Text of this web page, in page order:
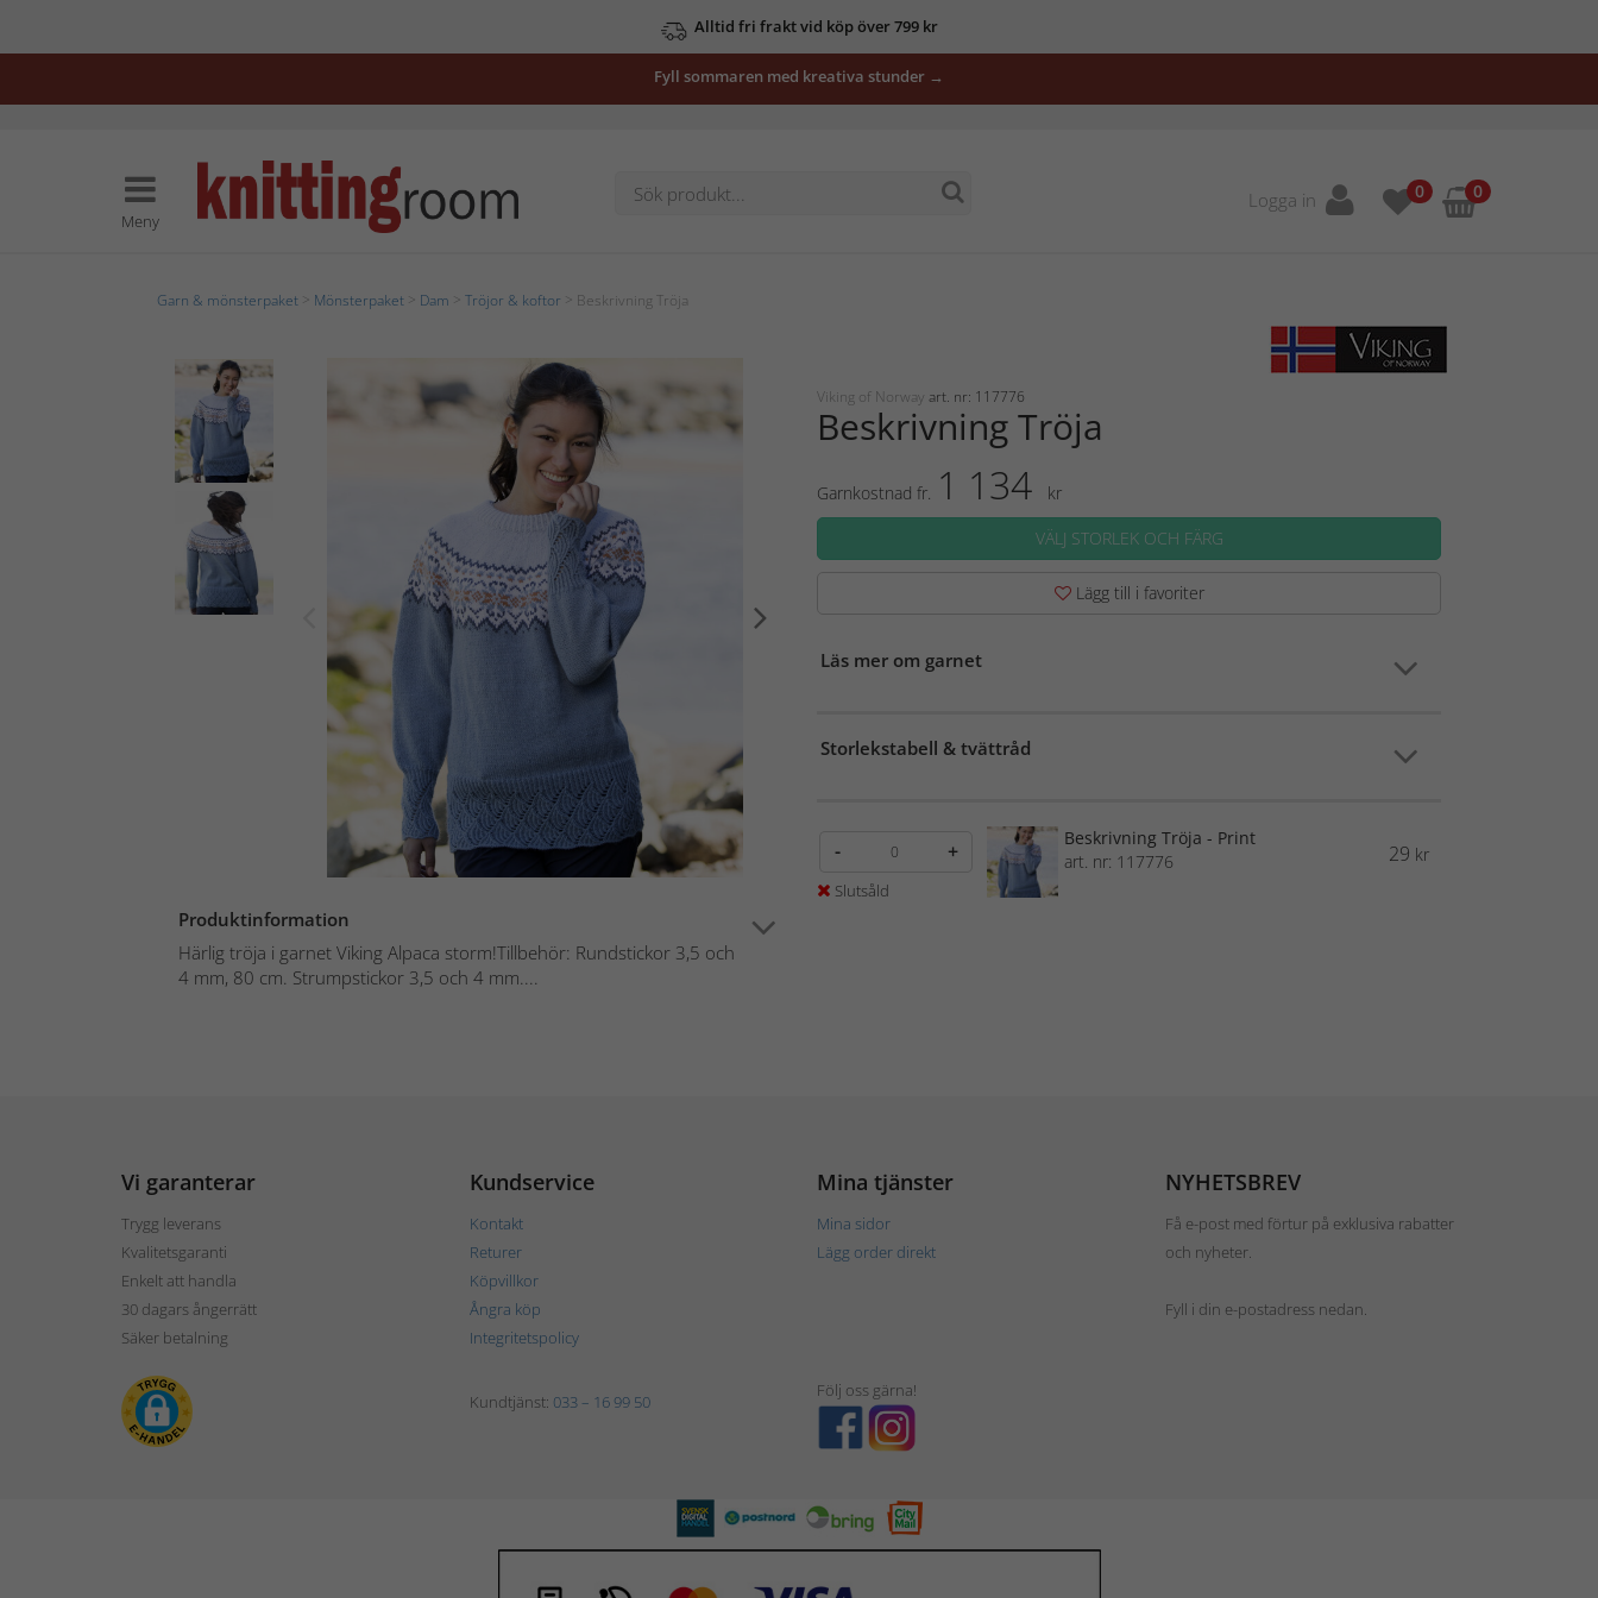
Alltid fri frakt vid köp över 799 kr
Fyll sommaren med kreativa stunder →
Meny
Logga in 0 0
Garn & mönsterpaket Mönsterpaket Dam Tröjor & koftor > Beskrivning Tröja
Produktinformation
Härlig tröja i garnet Viking Alpaca storm!Tillbehör: Rundstickor 3,5 och
4 mm, 80 cm. Strumpstickor 3,5 och 4 mm....
Viking of Norway art. nr: 117776
Beskrivning Tröja
Garnkostnad fr. 1 134
kr
VÄLJ STORLEK OCH FÄRG
Lägg till i favoriter
Läs mer om garnet
Storlekstabell & tvättråd
- +
Slutsåld
Beskrivning Tröja - Print
art. nr: 117776
29 kr
Vi garanterar
Trygg leverans
Kvalitetsgaranti
Enkelt att handla
30 dagars ångerrätt
Säker betalning
Kundservice
Kontakt
Returer
Köpvillkor
Ångra köp
Integritetspolicy
Mina tjänster
Mina sidor
Lägg order direkt
NYHETSBREV
Få e-post med förtur på exklusiva rabatter
och nyheter.
Fyll i din e-postadress nedan.
Kundtjänst: 033 – 16 99 50
Följ oss gärna!